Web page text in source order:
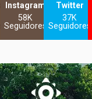
Instagram
58K
Seguidores
Twitter
37K
Seguidores